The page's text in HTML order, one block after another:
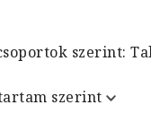
szerint:
szerint